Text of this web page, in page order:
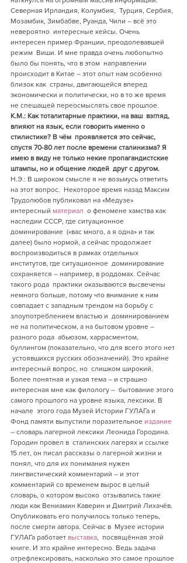
Северная Ирландия, Колумбия,  Турция, Сербия,
Мозамбик, Зимбабве, Руанда, Чили – всё это
невероятно  интересные кейсы. Очень
интересен пример Франции, преодолевавшей
режим  Виши. И мне правда очень любопытно
было бы понять, что в этом  направлении
происходит в Китае – этот опыт нам особенно
близок как  страны, двигающейся вперед
экономически и политически, но в то же время
не спешащей переосмыслять свое прошлое.
К.М.: Как тоталитарные практики, на ваш  взгляд,
влияют на язык, если говорить именно о
стилистике? В чём  проявляется это сейчас,
спустя 70-80 лет после времени сталинизма? Я
имею в виду не только некие пропагандистские
штампы, но и общение людей  друг с другом.
Н.Э.: В широком смысле я не возьмусь ответить
на этот вопрос.  Некоторое время назад Максим
Трудолюбов публиковал на «Медузе»
интересный материал
  о феномене хамства как
наследии СССР, где ситуационное
доминирование  («вас много, а я одна» и так
далее) было нормой, а сейчас продолжает
воспроизводиться в рамках отдельных
институтов, где ситуационное  доминирование
сохраняется – например, в роддомах. Сейчас
такого рода  практики оказываются высвечены
немного больше, потому что внимание к ним
совпадает с западным трендом на борьбу с
злоупотреблением властью и  доминированием
не на политическом, а на бытовом уровне –
разного рода  абьюзом, харрасментом,
буллингом (показательно, что для всего этого нет
устоявшихся русских обозначений). Это крайне
интересный вопрос, но  слишком широкий.
Более понятная и узкая тема – и страшно
интересная мне как филологу –  бытование этого
самого прошлого на уровне языка, лексики. В
начале  этого года Музей Истории ГУЛАГа и
Фонд памяти выпустили поразительное издание
– словарь лагерной лексики Леонида Городина.
Городин провел в  сталинских лагерях и ссылке
15 лет, он писал рассказы о лагерной жизни и
понял, что для их понимания нужен
лингвистический комментарий – и этот
комментарий со временем вырос в целый
словарь, о котором высоко  отзывались такие
люди как Вениамин Каверин и Дмитрий Лихачёв.
Опубликовать его получилось только теперь,
после смерти автора. Сейчас в  Музее истории
ГУЛАГа работает выставка,  посвящённая этой
книге. И это крайне интересно. Ведь задача
отрефлексировать, насколько это самое прошлое